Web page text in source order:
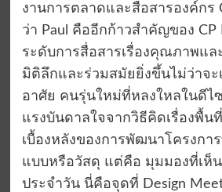
งานการตลาดและสื่อสารองค์กร
ว่า Paul คืออีกก้าวสำคัญของ CP
ระดับการสื่อสารเรื่องคุณภาพแล
มิติลึกและร่วมสมัยยิ่งขึ้นไม่ว่าจ
อาศัย คนรุ่นใหม่ที่หลงใหลในดีไ
แรงบันดาลใจจากวิธีคิดเรื่องพื้
เบื้องหลังของการพัฒนาโครงกา
แบบหรือวัสดุ แต่คือ มุมมองที่เห็
ประจำวัน นี่คือจุดที่ Design